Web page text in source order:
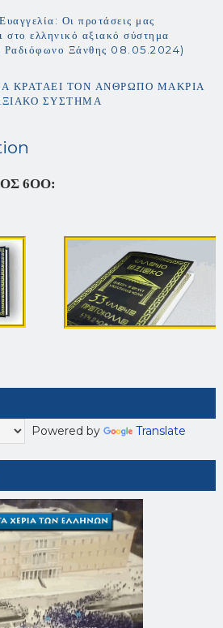
Οι προτάσεις μας
στο ελληνικό αξιακό σύστημα
Ραδιόφωνο Ξάνθης 08.05.2024)
ΚΡΑΤΑΕΙ ΤΟΝ ΑΝΘΡΩΠΟ ΜΑΚΡΙΑ
ΣΥΣΤΗΜΑ
6ΟΟ:
Powered by Translate